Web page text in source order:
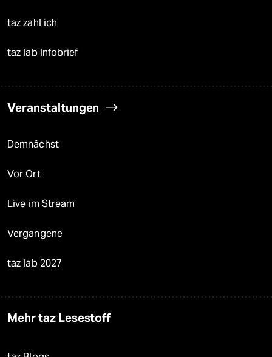
taz zahl ich
taz lab Infobrief
Veranstaltungen
Demnächst
Vor Ort
Live im Stream
Vergangene
taz lab 2027
Mehr taz Lesestoff